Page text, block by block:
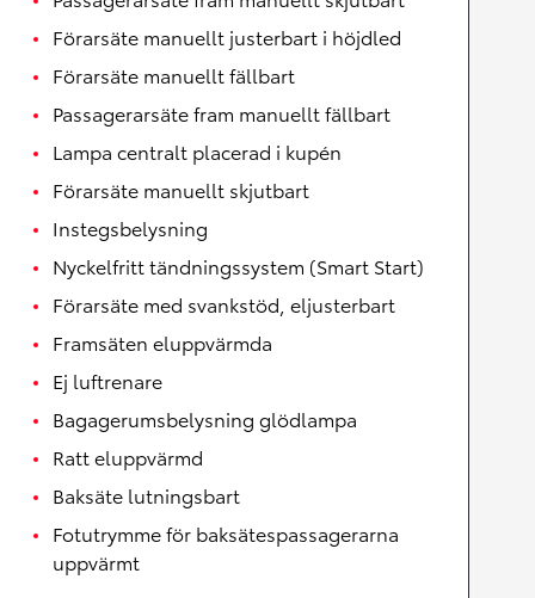
Förarsäte manuellt justerbart i höjdled
Förarsäte manuellt fällbart
Passagerarsäte fram manuellt fällbart
Lampa centralt placerad i kupén
Förarsäte manuellt skjutbart
Instegsbelysning
Nyckelfritt tändningssystem (Smart Start)
Förarsäte med svankstöd, eljusterbart
Framsäten eluppvärmda
Ej luftrenare
Bagagerumsbelysning glödlampa
Ratt eluppvärmd
Baksäte lutningsbart
Fotutrymme för baksätespassagerarna
uppvärmt